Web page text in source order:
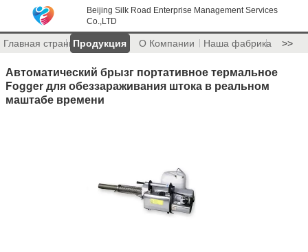
Beijing Silk Road Enterprise Management Services
Co.,LTD
Главная страницаПродукция О Компании Наша фабрика >>
Автоматический брызг портативное термальное
Fogger для обеззараживания штока в реальном
маштабе времени